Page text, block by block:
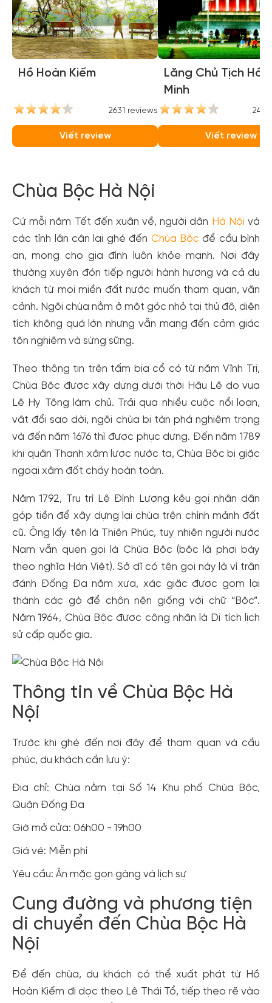
Hồ Hoàn Kiếm
2631 reviews
Viết review
Lăng Chủ Tịch Hồ
Minh
Viết review
Chùa Bộc Hà Nội
Cứ mỗi năm Tết đến xuân về, người dân Hà Nội và
các tỉnh lân cận lại ghé đến Chùa Bộc để cầu bình
an, mong cho gia đình luôn khỏe mạnh. Nơi đây
thường xuyên đón tiếp người hành hương và cả du
khách từ mọi miền đất nước muốn tham quan, vãn
cảnh. Ngôi chùa nằm ở một góc nhỏ tại thủ đô, diện
tích không quá lớn nhưng vẫn mang đến cảm giác
tôn nghiêm và sừng sững.
Theo thông tin trên tấm bia cổ có từ năm Vĩnh Trị,
Chùa Bộc được xây dựng dưới thời Hậu Lê do vua
Lê Hy Tông làm chủ. Trải qua nhiều cuộc nổi loạn,
vật đổi sao dời, ngôi chùa bị tàn phá nghiêm trọng
và đến năm 1676 thì được phục dựng. Đến năm 1789
khi quân Thanh xâm lược nước ta, Chùa Bộc bị giặc
ngoại xâm đốt cháy hoàn toàn.
Năm 1792, Trụ trì Lê Đình Lượng kêu gọi nhân dân
góp tiền để xây dựng lại chùa trên chính mảnh đất
cũ. Ông lấy tên là Thiên Phúc, tuy nhiên người nước
Nam vẫn quen gọi là Chùa Bộc (bộc là phơi bày
theo nghĩa Hán Việt). Sở dĩ có tên gọi này là vì trận
đánh Đống Đa năm xưa, xác giặc được gom lại
thành các gò để chôn nên giống với chữ “Bộc”.
Năm 1964, Chùa Bộc được công nhận là Di tích lịch
sử cấp quốc gia.
Thông tin về Chùa Bộc Hà
Nội
Trước khi ghé đến nơi đây để tham quan và cầu
phúc, du khách cần lưu ý:
Địa chỉ: Chùa nằm tại Số 14 Khu phố Chùa Bộc,
Quận Đống Đa
Giờ mở cửa: 06h00 - 19h00
Giá vé: Miễn phí
Yêu cầu: Ăn mặc gọn gàng và lịch sự
Cung đường và phương tiện
di chuyển đến Chùa Bộc Hà
Nội
Để đến chùa, du khách có thể xuất phát từ Hồ
Hoàn Kiếm đi dọc theo Lê Thái Tổ, tiếp theo rẽ vào